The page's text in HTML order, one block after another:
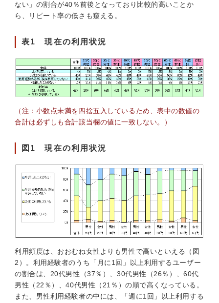
ない」の割合が40％前後となっており比較的高いことか
ら、リピート率の低さも窺える。
表1 現在の利用状況
（注：小数点未満を四捨五入しているため、表中の数値の
合計は必ずしも合計該当欄の値に一致しない。）
図1 現在の利用状況
利用頻度は、おおむね女性よりも男性で高いといえる（図
2）。利用経験者のうち「月に1回」以上利用するユーザー
の割合は、20代男性（37％）、30代男性（26％）、60代
男性（22％）、40代男性（21％）の順で高くなっている。
また、男性利用経験者の中には、「週に1回」以上利用する